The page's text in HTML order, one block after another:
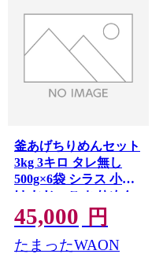
釜あげちりめんセット
3kg 3キロ タレ無し
500g×6袋 シラス 小分
け おじゃこ ちりめん
じゃこ ふわふわ 国産
釜揚げ しらす丼 海鮮
丼 ごはん ご飯 おにぎ
45,000 円
たまったWAON